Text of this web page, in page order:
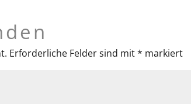
Erforderliche Felder sind mit* markiert